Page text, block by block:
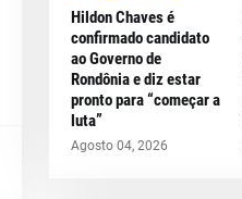
Hildon Chaves é
confirmado candidato
ao Governo de
Rondônia e diz estar
pronto para “começar a
luta”
Agosto 04, 2026